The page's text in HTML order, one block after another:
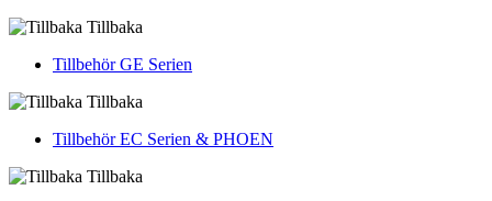
Tillbaka
Tillbehör GE Serien
Tillbaka
Tillbehör EC Serien & PHOEN
Tillbaka